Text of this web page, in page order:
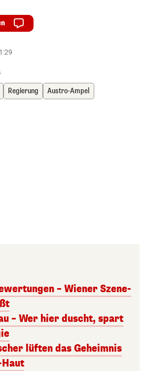
Regierung Austro-Ampel
– Wiener Szene-
– Wer hier duscht, spart
lüften das Geheimnis